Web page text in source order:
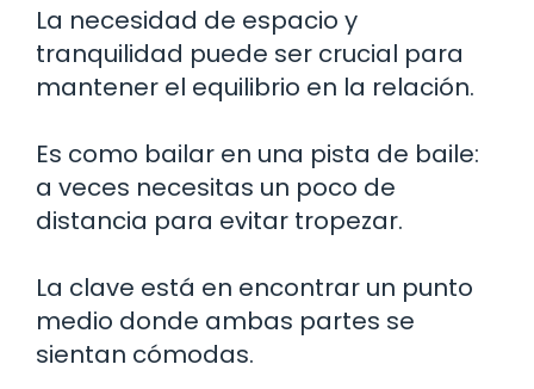
La necesidad de espacio y
tranquilidad puede ser crucial para
mantener el equilibrio en la relación.
Es como bailar en una pista de baile:
a veces necesitas un poco de
distancia para evitar tropezar.
La clave está en encontrar un punto
medio donde ambas partes se
sientan cómodas.